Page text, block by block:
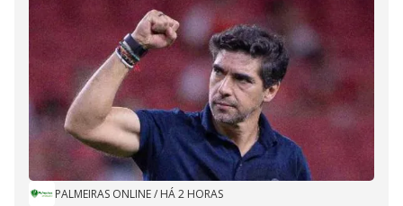
PALMEIRAS ONLINE/ HÁ 2 HORAS